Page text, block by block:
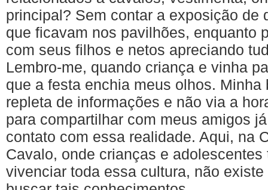
principal? Sem contar a exposição de
que ficavam nos pavilhões, enquanto
com seus filhos e netos apreciando
Lembro-me, quando criança e vinha
que a festa enchia meus olhos.
repleta de informações e não via a
para compartilhar com meus amigos
contato com essa realidade. Aqui, na
Cavalo, onde crianças e
vivenciar toda essa cultura, não